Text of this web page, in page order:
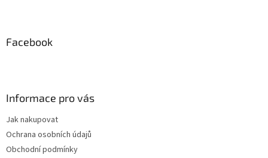
Facebook
Informace pro vás
Jak nakupovat
Ochrana osobních údajů
Obchodní podmínky